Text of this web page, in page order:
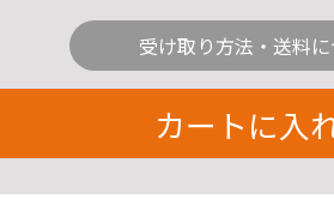
受け取り方法・送料
カートに入